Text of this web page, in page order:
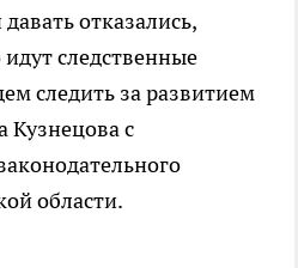
отказались,
следственные
следить за развитием
Кузнецова с
области.